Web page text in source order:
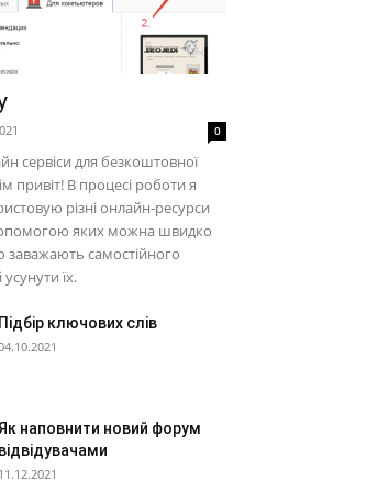
0
сервіси для безкоштовної
привіт! В процесі роботи я
різні онлайн-ресурси
допомогою яких можна швидко
заважають самостійного
усунути їх.
Підбір ключових слів
Як наповнити новий форум
відвідувачами
11.12.2021